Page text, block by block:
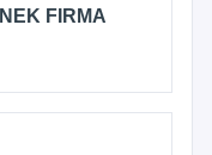
FIRMA